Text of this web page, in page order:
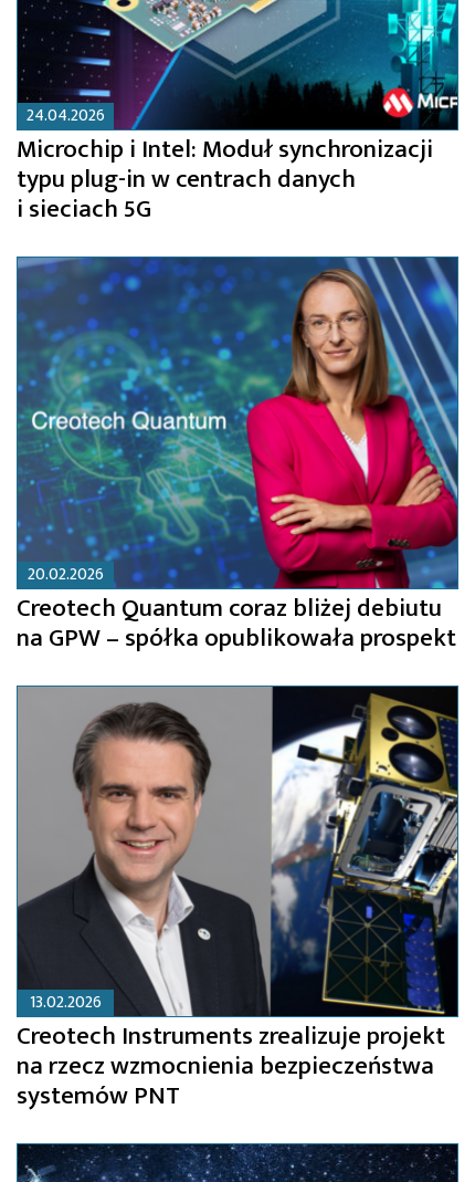
24.04.2026
Microchip i Intel: Moduł synchronizacji
typu plug-in w centrach danych
i sieciach 5G
20.02.2026
Creotech Quantum coraz bliżej debiutu
na GPW – spółka opublikowała prospekt
13.02.2026
Creotech Instruments zrealizuje projekt
na rzecz wzmocnienia bezpieczeństwa
systemów PNT